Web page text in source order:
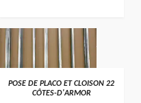
POSE DE PLACO ET CLOISON 22
CÔTES-D'ARMOR